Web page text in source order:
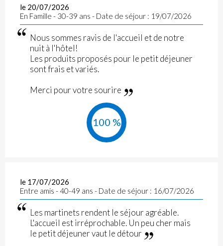
le 20/07/2026
En Famille - 30-39 ans - Date de séjour : 19/07/2026
Nous sommes ravis de l'accueil et de notre
nuit à l'hôtel!
Les produits proposés pour le petit déjeuner
sont frais et variés.
Merci pour votre sourire
100 %
le 17/07/2026
Entre amis - 40-49 ans - Date de séjour : 16/07/2026
Les martinets rendent le séjour agréable.
L'accueil est irréprochable. Un peu cher mais
le petit déjeuner vaut le détour